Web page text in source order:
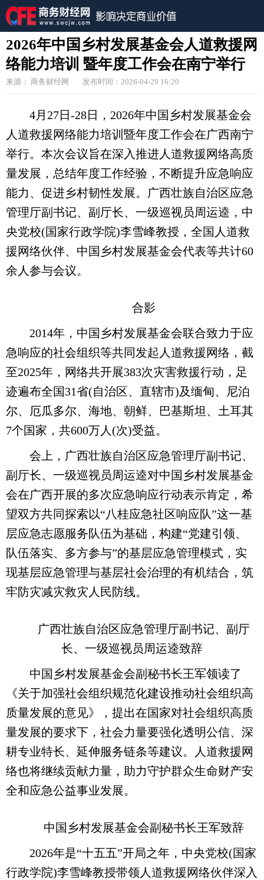
2026年中国乡村发展基金会人道救援网
络能力培训 暨年度工作会在南宁举行
来源： 商务财经网 发布时间：2026-04-29 16:20
4月27日-28日，2026年中国乡村发展基金会
人道救援网络能力培训暨年度工作会在广西南宁
举行。本次会议旨在深入推进人道救援网络高质
量发展，总结年度工作经验，不断提升应急响应
能力、促进乡村韧性发展。广西壮族自治区应急
管理厅副书记、副厅长、一级巡视员周运逵，中
央党校(国家行政学院)李雪峰教授，全国人道救
援网络伙伴、中国乡村发展基金会代表等共计60
余人参与会议。
合影
2014年，中国乡村发展基金会联合致力于应
急响应的社会组织等共同发起人道救援网络，截
至2025年，网络共开展383次灾害救援行动，足
迹遍布全国31省(自治区、直辖市)及缅甸、尼泊
尔、厄瓜多尔、海地、朝鲜、巴基斯坦、土耳其
7个国家，共600万人(次)受益。
会上，广西壮族自治区应急管理厅副书记、
副厅长、一级巡视员周运逵对中国乡村发展基金
会在广西开展的多次应急响应行动表示肯定，希
望双方共同探索以“八桂应急社区响应队”这一基
层应急志愿服务队伍为基础，构建“党建引领、
队伍落实、多方参与”的基层应急管理模式，实
现基层应急管理与基层社会治理的有机结合，筑
牢防灾减灾救灾人民防线。
广西壮族自治区应急管理厅副书记、副厅
长、一级巡视员周运逵致辞
中国乡村发展基金会副秘书长王军领读了
《关于加强社会组织规范化建设推动社会组织高
质量发展的意见》，提出在国家对社会组织高质
量发展的要求下，社会力量要强化透明公信、深
耕专业特长、延伸服务链条等建议。人道救援网
络也将继续贡献力量，助力守护群众生命财产安
全和应急公益事业发展。
中国乡村发展基金会副秘书长王军致辞
2026年是“十五五”开局之年，中央党校(国家
行政学院)李雪峰教授带领人道救援网络伙伴深入